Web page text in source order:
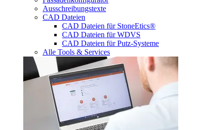
Ausschreibungstexte
CAD Dateien
CAD Dateien für StoneEtics®
CAD Dateien für WDVS
CAD Dateien für Putz-Systeme
Alle Tools & Services